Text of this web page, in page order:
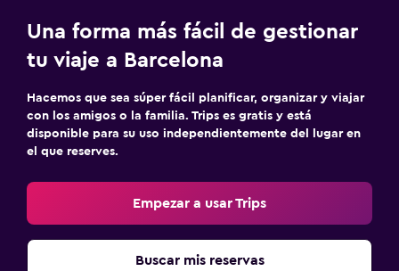
Comidas para niños
Buffet infantil
Habitación
Despertador
Armario o clóset
Una forma más fácil de gestionar
tu viaje a Barcelona
Hacemos que sea súper fácil planificar, organizar y viajar
con los amigos o la familia. Trips es gratis y está
disponible para su uso independientemente del lugar en
el que reserves.
Empezar a usar Trips
Buscar mis reservas